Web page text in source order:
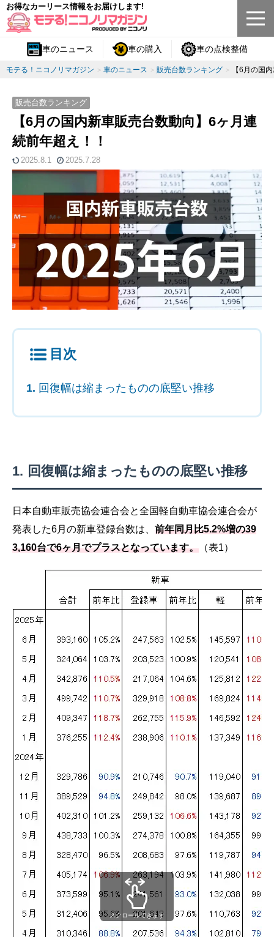
お得なカーリース情報をお届けします!
車のニュース 車の購入 車の点検整備
モテる！ニコノリマガジン 車のニュース 販売台数ランキング 【6月の国
販売台数ランキング
【6月の国内新車販売台数動向】6ヶ月連
続前年超え！！
2025.8.1 2025.7.28
目次
回復幅は縮まったものの底堅い推移
回復幅は縮まったものの底堅い推移
日本自動車販売協会連合会と全国軽自動車協会連合会が
発表した6月の新車登録台数は、 前年同月比5.2%増の39
3,160台で6ヶ月でプラスとなっています。 （表1）
スクロールできます